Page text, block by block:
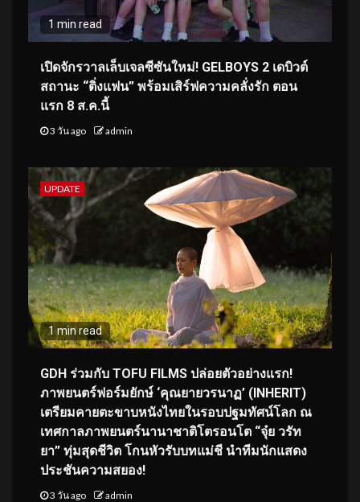
1 min read
เปิดจักรวาลเล็บเจลซีซันใหม่! GELBOYS 2 เดบิวต์
สถานะ “ติ่งแฟน” พร้อมเสิร์ฟความคลั่งรัก ตอน
แรก 8 ส.ค.นี้
3 วัน ago admin
UPDATE
1 min read
GDH ร่วมกับ TOFU FILMS ปล่อยตัวอย่างแรก!
ภาพยนตร์ฟอร์มยักษ์ ‘คุณยายวรนาฏ’ (INHERIT)
เตรียมคายตะขาบหนังไทยในรอบปฐมทัศน์โลก ณ
เทศกาลภาพยนตร์นานาชาติโตรอนโต “จุ๋ย วรัท
ยา” ทุ่มสุดชีวิต โกนหัวรับบทแม่ชี นำทีมนักแสดง
ประชันความสยอง!
3 วัน ago admin